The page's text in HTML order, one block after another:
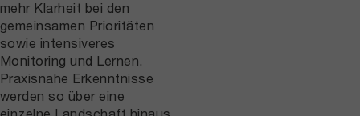
mehr Klarheit bei den
gemeinsamen Prioritäten
sowie intensiveres
Monitoring und Lernen.
Praxisnahe Erkenntnisse
werden so über eine